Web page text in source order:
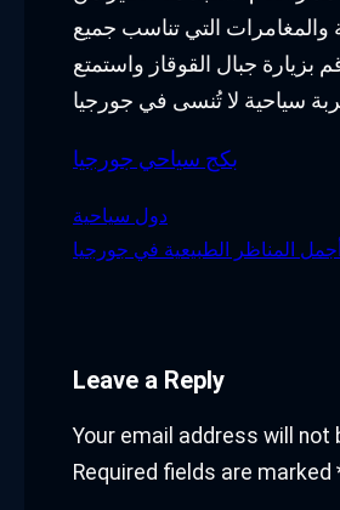
والمغامرات التي تناسب جميع
بزيارة جبال القوقاز واستمتع
بكج سياحي جورجيا
دول سياحية
المناظر الطبيعية في جورجيا
Leave a Reply
Your email address will not
Required fields are marked